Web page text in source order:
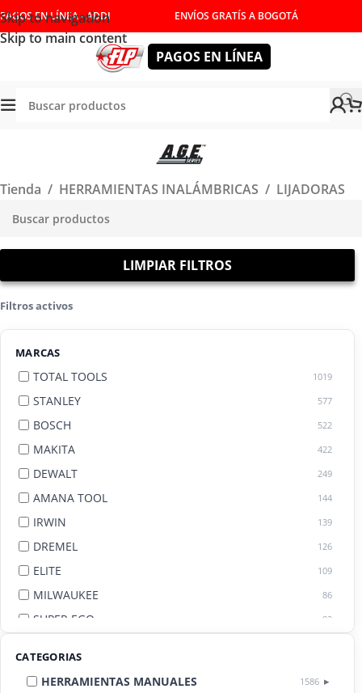
Skip to navigation
Skip to main content
PAGOS EN LÍNEA - ADDI ENVÍOS GRATÍS A BOGOTÁ
PAGOS EN LÍNEA
Tienda / HERRAMIENTAS INALÁMBRICAS / LIJADORAS
LIMPIAR FILTROS
Filtros activos
MARCAS
TOTAL TOOLS 1019
STANLEY 577
BOSCH 522
MAKITA 422
DEWALT 249
AMANA TOOL 144
IRWIN 139
DREMEL 126
ELITE 109
MILWAUKEE 86
SUPER EGO 82
CATEGORIAS
HERRAMIENTAS MANUALES 1586